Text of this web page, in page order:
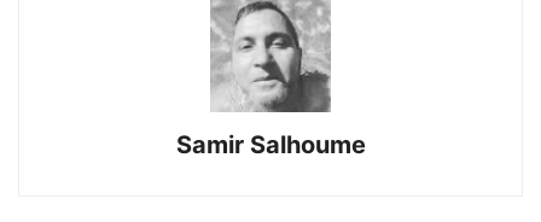
Samir Salhoume